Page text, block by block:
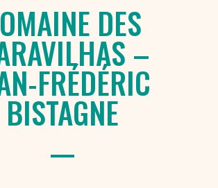
DES
–
FRÉDÉRIC
BISTAGNE